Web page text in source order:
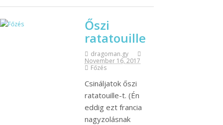
Őszi
ratatouille
dragoman.gy
November 16, 2017
Főzés
Csináljatok őszi
ratatouille-t. (Én
eddig ezt francia
nagyzolásnak